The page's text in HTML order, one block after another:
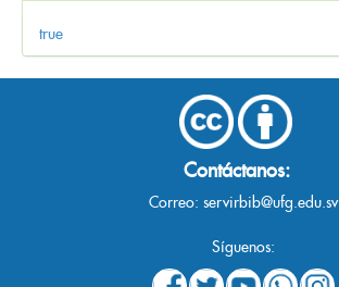
true
Contáctanos:
Correo: servirbib@ufg.edu.sv
Síguenos: